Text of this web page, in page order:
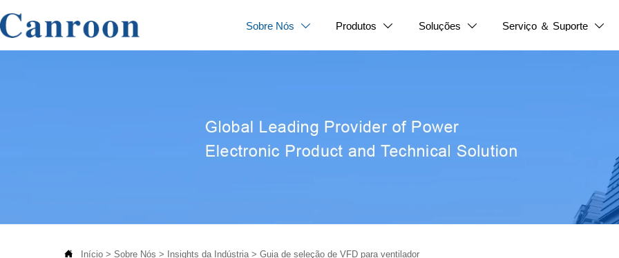
Sobre Nós  Produtos  Soluções  Serviço ＆ Suporte 
 Início> Sobre Nós > Insights da Indústria> Guia de seleção de VFD para ventilador